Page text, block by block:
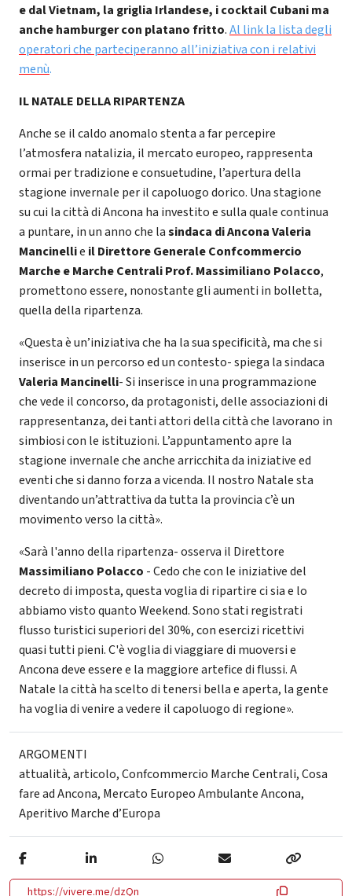
e dal Vietnam, la griglia Irlandese, i cocktail Cubani ma
anche hamburger con platano fritto.Al link la lista degli
operatori che parteciperanno all’iniziativa con i relativi
menù.
IL NATALE DELLA RIPARTENZA
Anche se il caldo anomalo stenta a far percepire
l’atmosfera natalizia, il mercato europeo, rappresenta
ormai per tradizione e consuetudine, l’apertura della
stagione invernale per il capoluogo dorico. Una stagione
su cui la città di Ancona ha investito e sulla quale continua
a puntare, in un anno che lasindaca di Ancona Valeria
Mancinellie il Direttore Generale Confcommercio
Marche e Marche Centrali Prof. Massimiliano Polacco,
promettono essere, nonostante gli aumenti in bolletta,
quella della ripartenza.
«Questa è un’iniziativa che ha la sua specificità, ma che si
inserisce in un percorso ed un contesto- spiega la sindaca
Valeria Mancinelli- Si inserisce in una programmazione
che vede il concorso, da protagonisti, delle associazioni di
rappresentanza, dei tanti attori della città che lavorano in
simbiosi con le istituzioni. L’appuntamento apre la
stagione invernale che anche arricchita da iniziative ed
eventi che si danno forza a vicenda. Il nostro Natale sta
diventando un’attrattiva da tutta la provincia c’è un
movimento verso la città».
«Sarà l'anno della ripartenza- osserva il Direttore
Massimiliano Polacco - Cedo che con le iniziative del
decreto di imposta, questa voglia di ripartire ci sia e lo
abbiamo visto quanto Weekend. Sono stati registrati
flusso turistici superiori del 30%, con esercizi ricettivi
quasi tutti pieni. C'è voglia di viaggiare di muoversi e
Ancona deve essere e la maggiore artefice di flussi.A
Natale la città ha scelto di tenersi bella e aperta, la gente
ha voglia di venire a vedere il capoluogo di regione».
ARGOMENTI
attualità,articolo,Confcommercio Marche Centrali,Cosa
fare ad Ancona, Mercato Europeo Ambulante Ancona,
Aperitivo Marche d’Europa
https://vivere.me/dzQn